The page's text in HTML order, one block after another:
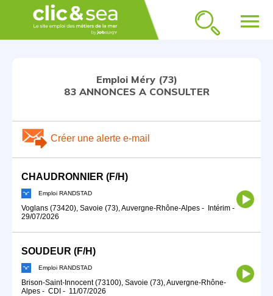
menu
Emploi Méry (73)
83 ANNONCES A CONSULTER
Créer une alerte e-mail
CHAUDRONNIER (F/H)
Emploi RANDSTAD
Voglans (73420), Savoie (73), Auvergne-Rhône-Alpes - Intérim -
29/07/2026
SOUDEUR (F/H)
Emploi RANDSTAD
Brison-Saint-Innocent (73100), Savoie (73), Auvergne-Rhône-
Alpes - CDI - 11/07/2026